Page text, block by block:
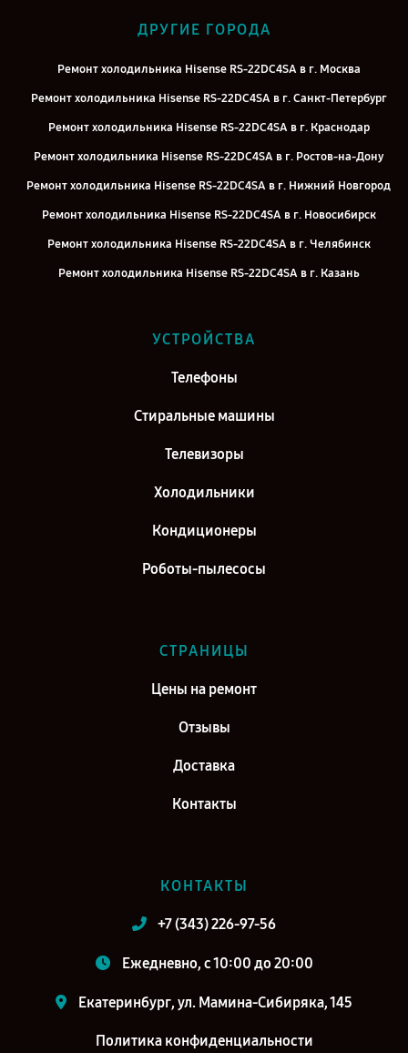
ДРУГИЕ ГОРОДА
Ремонт холодильника Hisense RS-22DC4SA в г. Москва
Ремонт холодильника Hisense RS-22DC4SA в г. Санкт-Петербург
Ремонт холодильника Hisense RS-22DC4SA в г. Краснодар
Ремонт холодильника Hisense RS-22DC4SA в г. Ростов-на-Дону
Ремонт холодильника Hisense RS-22DC4SA в г. Нижний Новгород
Ремонт холодильника Hisense RS-22DC4SA в г. Новосибирск
Ремонт холодильника Hisense RS-22DC4SA в г. Челябинск
Ремонт холодильника Hisense RS-22DC4SA в г. Казань
Ремонт холодильника Hisense RS-22DC4SA в г. Саратов
Ремонт холодильника Hisense RS-22DC4SA в г. Киров
УСТРОЙСТВА
Телефоны
Стиральные машины
Телевизоры
Холодильники
Кондиционеры
Роботы-пылесосы
СТРАНИЦЫ
Цены на ремонт
Отзывы
Доставка
Контакты
КОНТАКТЫ
+7 (343) 226-97-56
Ежедневно, с 10:00 до 20:00
Екатеринбург, ул. Мамина-Сибиряка, 145
Политика конфиденциальности